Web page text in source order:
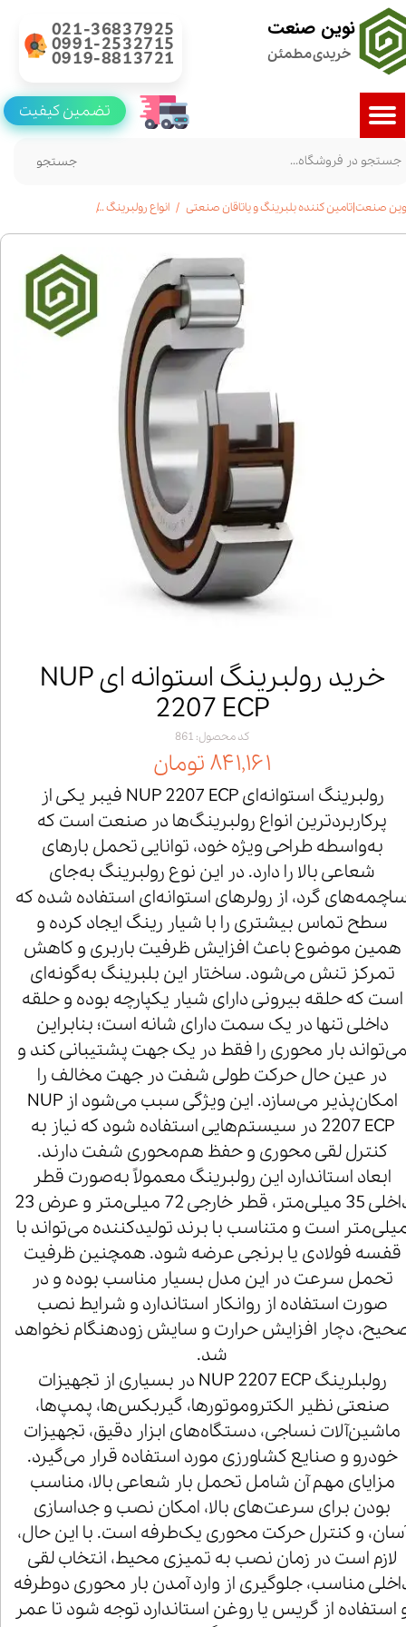
نوین صنعت
خریدی مطمئن
021-36837925
0991-2532715
0919-8813721
جستجو
تضمین کیفیت
صنعت|تامین کننده بلبرینگ و یاتاقان صنعتی انواع رولبرینگ
خرید رولبرینگ استوانه ای NUP
2207 ECP
کد محصول: 861
۸۴۱,۱۶۱ تومان
رولبرینگ استوانه‌ای NUP 2207 ECP فیبر یکی از
پرکاربردترین انواع رولبرینگ‌ها در صنعت است که
به‌واسطه طراحی ویژه خود، توانایی تحمل بارهای
شعاعی بالا را دارد. در این نوع رولبرینگ به‌جای
گرد، از رولرهای استوانه‌ای استفاده شده که
سطح تماس بیشتری را با شیار رینگ ایجاد کرده و
همین موضوع باعث افزایش ظرفیت باربری و کاهش
تمرکز تنش می‌شود. ساختار این بلبرینگ به‌گونه‌ای
است که حلقه بیرونی دارای شیار یکپارچه بوده و حلقه
داخلی تنها در یک سمت دارای شانه است؛ بنابراین
می‌تواند بار محوری را فقط در یک جهت پشتیبانی کند و
در عین حال حرکت طولی شفت در جهت مخالف را
امکان‌پذیر می‌سازد. این ویژگی سبب می‌شود از NUP
2207 ECP در سیستم‌هایی استفاده شود که نیاز به
کنترل لقی محوری و حفظ هم‌محوری شفت دارند.
ابعاد استاندارد این رولبرینگ معمولاً به‌صورت قطر
داخلی 35 میلی‌متر، قطر خارجی 72 میلی‌متر و عرض 23
است و متناسب با برند تولیدکننده می‌تواند با
قفسه فولادی یا برنجی عرضه شود. همچنین ظرفیت
تحمل سرعت در این مدل بسیار مناسب بوده و در
صورت استفاده از روانکار استاندارد و شرایط نصب
دچار افزایش حرارت و سایش زودهنگام نخواهد
شد.
رولبلرینگ NUP 2207 ECP در بسیاری از تجهیزات
صنعتی نظیر الکتروموتورها، گیربکس‌ها، پمپ‌ها،
ماشین‌آلات نساجی، دستگاه‌های ابزار دقیق، تجهیزات
خودرو و صنایع کشاورزی مورد استفاده قرار می‌گیرد.
مزایای مهم آن شامل تحمل بار شعاعی بالا، مناسب
بودن برای سرعت‌های بالا، امکان نصب و جداسازی
و کنترل حرکت محوری یک‌طرفه است. با این حال،
لازم است در زمان نصب به تمیزی محیط، انتخاب لقی
مناسب، جلوگیری از وارد آمدن بار محوری دوطرفه
استفاده از گریس یا روغن استاندارد توجه شود تا عمر